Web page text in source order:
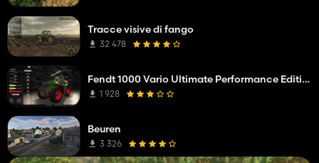
Tracce visive di fango
32 478
Fendt 1000 Vario Ultimate Performance Edition
1 928
Beuren
3 326